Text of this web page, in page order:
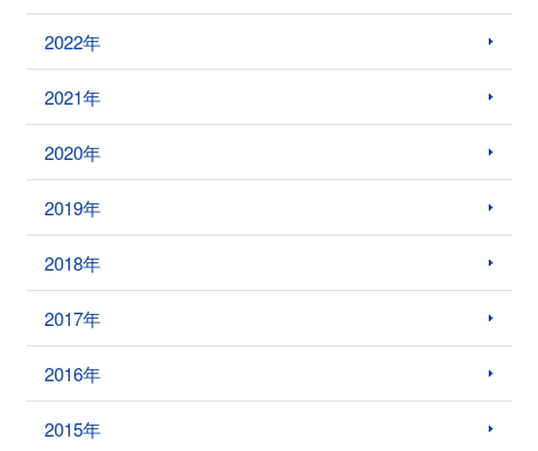
2022年
2021年
2020年
2019年
2018年
2017年
2016年
2015年